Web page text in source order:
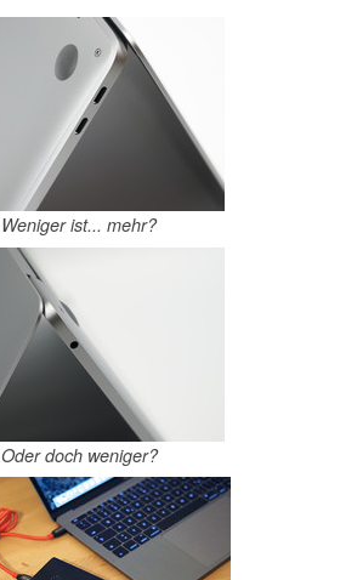
Weniger ist... mehr?
Oder doch weniger?